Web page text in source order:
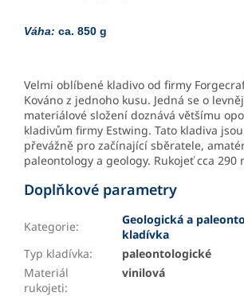
Váha: ca. 850 g
Velmi oblíbené kladivo od firmy
Kováno z jednoho kusu. Jedná se o
materiálové složení doznává většímu
kladivům firmy Estwing. Tato kladiva
převážně pro začínající sběratele,
paleontology a geology. Rukojeť cca 290
Doplňkové parametry
Kategorie:
Geologická a
kladívka
Typ kladívka:
paleontologické
Materiál
rukojeti:
vinilová